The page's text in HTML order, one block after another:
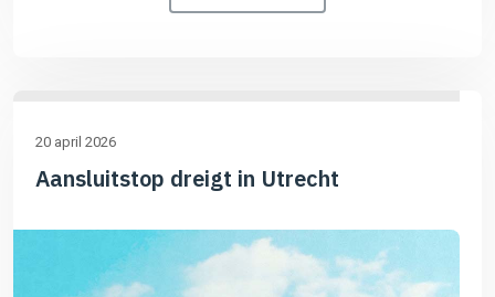
20 april 2026
Aansluitstop dreigt in Utrecht